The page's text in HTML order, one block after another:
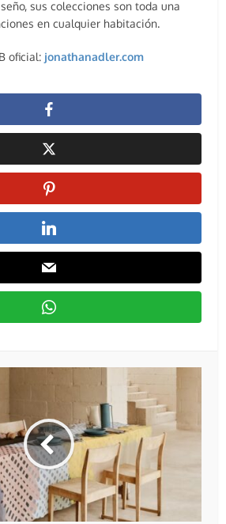
sus colecciones son toda una
en cualquier habitación.
oficial: jonathanadler.com